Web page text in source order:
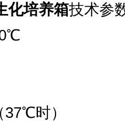
化培养箱技术参
时）